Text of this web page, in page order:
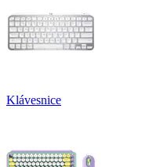
Klávesnice